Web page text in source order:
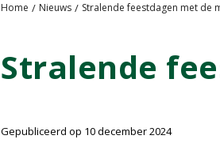
Home Nieuws Stralende feestdagen met de
Stralende
Gepubliceerd op 10 december 2024